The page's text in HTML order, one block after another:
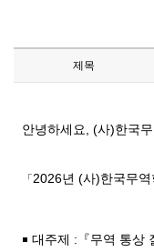
제목
안녕하세요, (사)한국
「 2026년 (사)한국무
￭ 대주제 : 『무역 통상